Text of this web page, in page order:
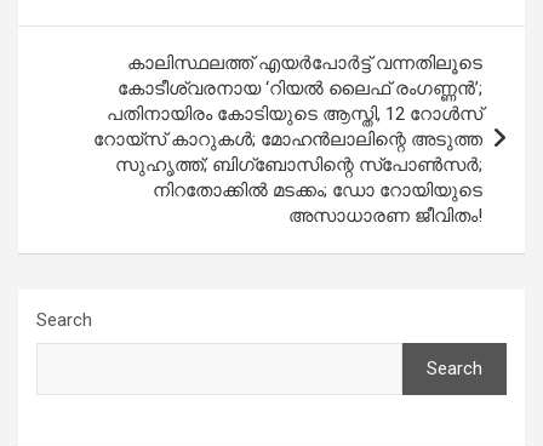
കാലിസ്ഥലത്ത് എയര്‍പോര്‍ട്ട് വന്നതിലൂടെ
കോടീശ്വരനായ ‘റിയല്‍ ലൈഫ് രംഗണ്ണന്‍’;
പതിനായിരം കോടിയുടെ ആസ്തി, 12 റോള്‍സ്
റോയ്സ് കാറുകള്‍; മോഹന്‍ലാലിന്റെ അടുത്ത
സുഹൃത്ത്; ബിഗ്ബോസിന്റെ സ്പോണ്‍സര്‍;
നിറതോക്കില്‍ മടക്കം; ഡോ റോയിയുടെ
അസാധാരണ ജീവിതം!
Search
Search